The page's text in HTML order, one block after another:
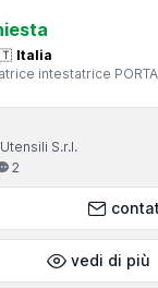
Italia
intestatrice
S.r.l.
2
vedi di più